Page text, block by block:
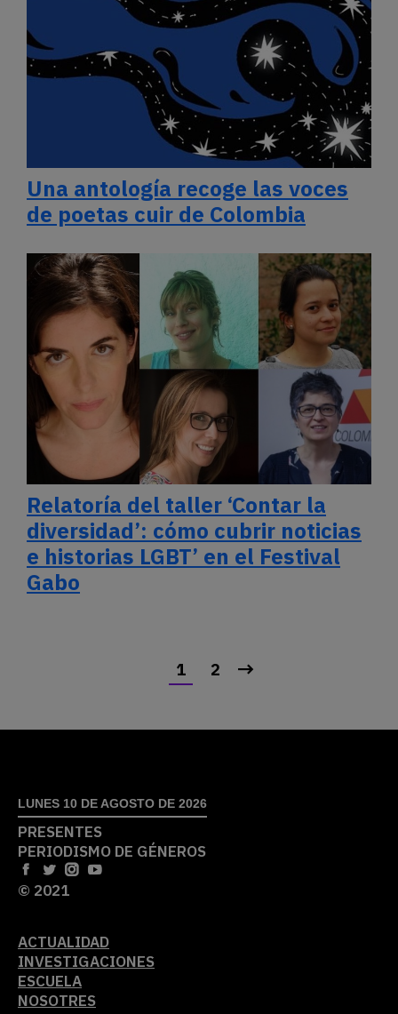
Una antología recoge las voces
de poetas cuir de Colombia
Relatoría del taller ‘Contar la
diversidad’: cómo cubrir noticias
e historias LGBT’ en el Festival
Gabo
1 2
LUNES 10 DE AGOSTO DE 2026
PRESENTES
PERIODISMO DE GÉNEROS
© 2021
ACTUALIDAD
INVESTIGACIONES
ESCUELA
NOSOTRES